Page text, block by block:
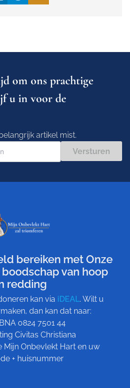
om ons prachtige
u in voor de
artikel mist.
Versturen
bereiken met Onze
boodschap van hoop
redding
kan via iDEAL. Wilt u
dan kan dat naar:
0824 7501 44
Civitas Christiana
Mijn Onbevlekt Hart en uw
+ huisnummer